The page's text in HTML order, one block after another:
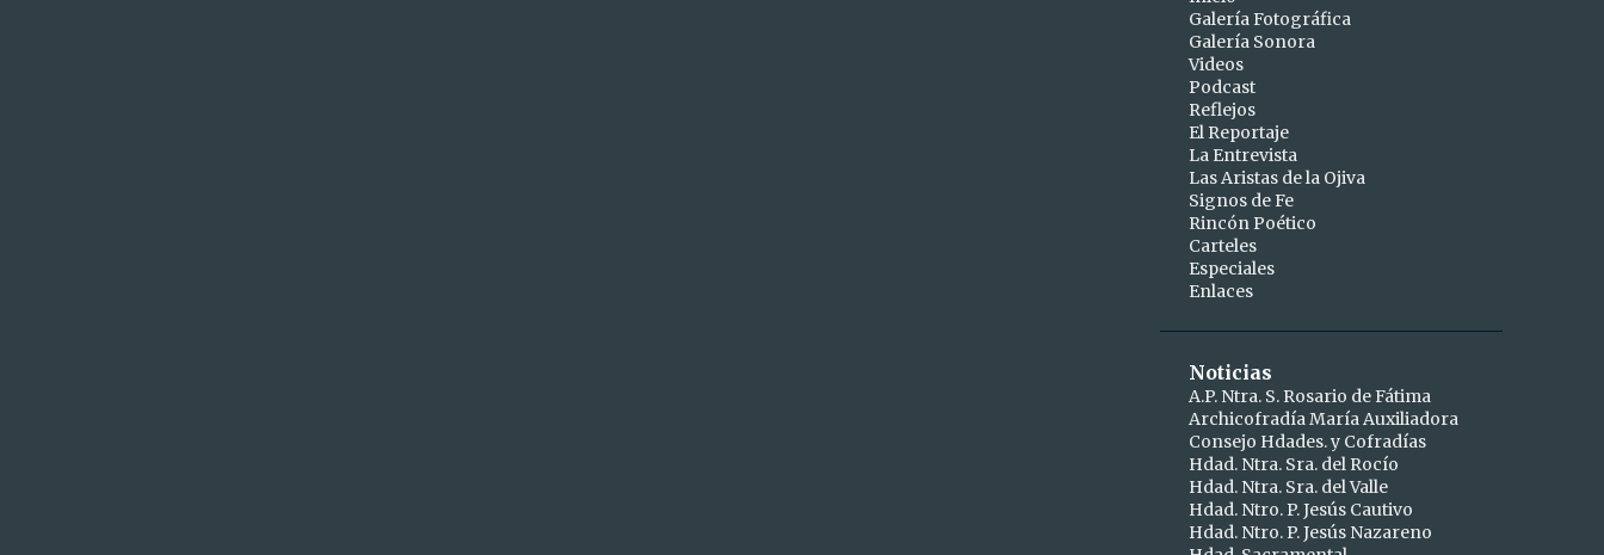
dic 26
abril
abr 15
abr 10
marzo
mar 25
mar 24
mar 19
mar 16
1
mar 11
mar 09
mar 06
mar 04
febrero
Galería Fotográfica
Galería Sonora
Videos
Podcast
Reflejos
El Reportaje
La Entrevista
Las Aristas de la Ojiva
Signos de Fe
Rincón Poético
Carteles
Especiales
Enlaces
Noticias
A.P. Ntra. S. Rosario de Fátima
Archicofradía María Auxiliadora
Consejo Hdades. y Cofradías
Hdad. Ntra. Sra. del Rocío
Hdad. Ntra. Sra. del Valle
Hdad. Ntro. P. Jesús Cautivo
Hdad. Ntro. P. Jesús Nazareno